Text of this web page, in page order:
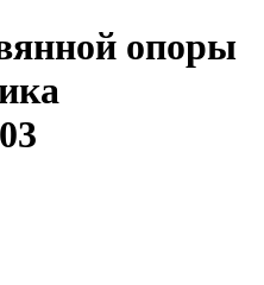
опоры